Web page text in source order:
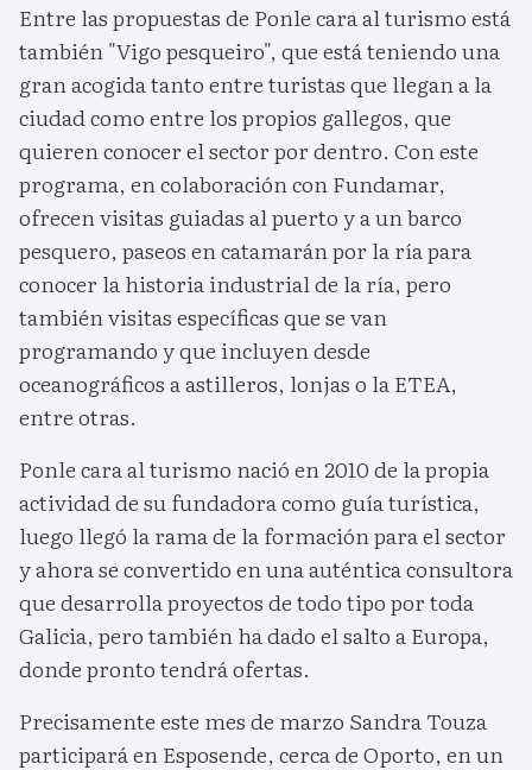
Entre las propuestas de Ponle cara al turismo está
también "Vigo pesqueiro", que está teniendo una
gran acogida tanto entre turistas que llegan a la
ciudad como entre los propios gallegos, que
quieren conocer el sector por dentro. Con este
programa, en colaboración con Fundamar,
ofrecen visitas guiadas al puerto y a un barco
pesquero, paseos en catamarán por la ría para
conocer la historia industrial de la ría, pero
también visitas específicas que se van
programando y que incluyen desde
oceanográficos a astilleros, lonjas o la ETEA,
entre otras.
Ponle cara al turismo nació en 2010 de la propia
actividad de su fundadora como guía turística,
luego llegó la rama de la formación para el sector
y ahora se convertido en una auténtica consultora
que desarrolla proyectos de todo tipo por toda
Galicia, pero también ha dado el salto a Europa,
donde pronto tendrá ofertas.
Precisamente este mes de marzo Sandra Touza
participará en Esposende, cerca de Oporto, en un